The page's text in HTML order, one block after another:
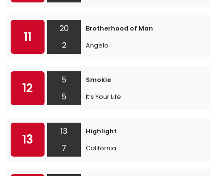
11
20
2
Brotherhood of Man
Angelo
12
5
5
Smokie
It’s Your Life
13
13
7
Highlight
California